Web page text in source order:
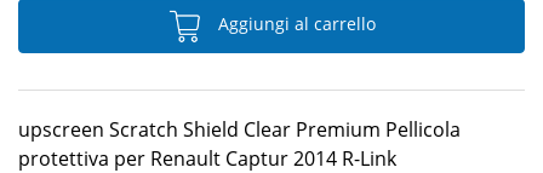
Aggiungi al carrello
upscreen Scratch Shield Clear Premium Pellicola
protettiva per Renault Captur 2014 R-Link